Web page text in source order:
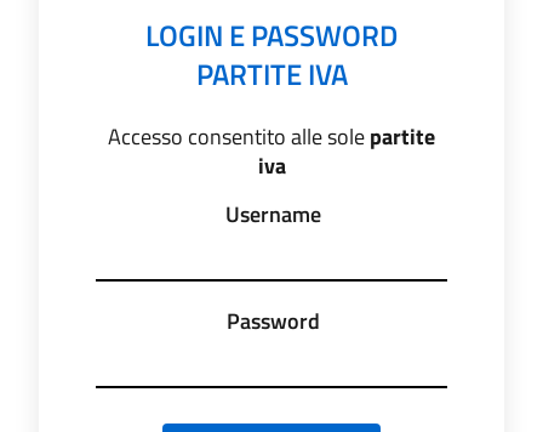
LOGIN E PASSWORD
PARTITE IVA
Accesso consentito alle solepartite
iva
Username
Password